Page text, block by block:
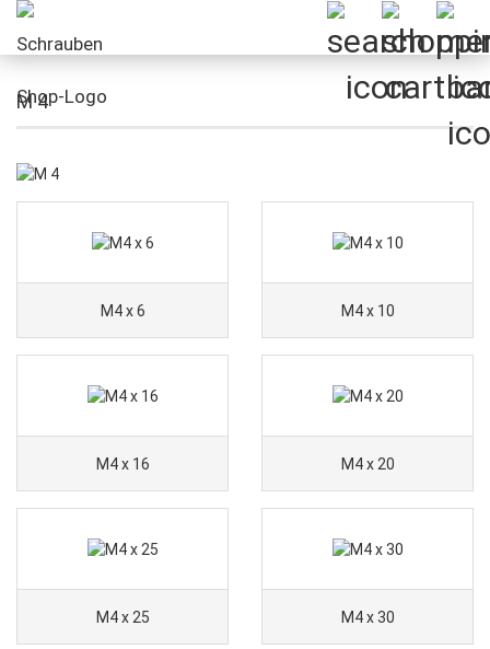
M 4
M4 x 6 M4 x 10
M4 x 16 M4 x 20
M4 x 25 M4 x 30